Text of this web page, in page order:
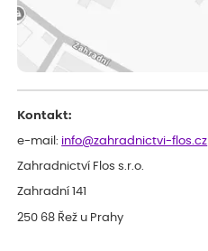
Eshop, objednání bylo v
smutná z dodávky jedné
Kontakt:
e-mail: info@zahradnictvi-flos.cz
Zahradnictví Flos s.r.o.
Zahradní 141
250 68 Řež u Prahy